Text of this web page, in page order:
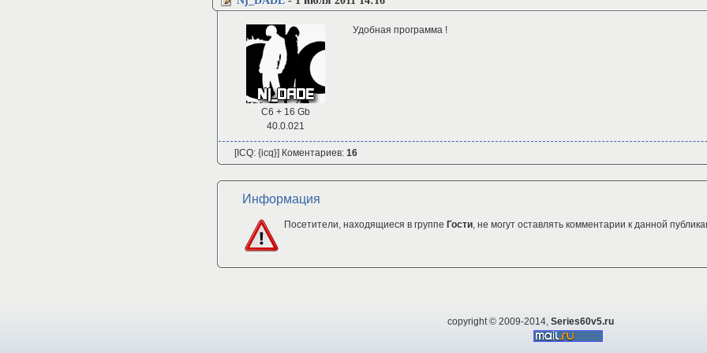
C6 + 16 Gb
40.0.021
Удобная программа !
[ICQ: {icq}] Коментариев: 16
Информация
Посетители, находящиеся в группе Гости, не могут оставлять комментарии к данной
copyright © 2009-2014, Series60v5.ru